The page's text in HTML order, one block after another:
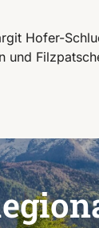
Hofer-
und